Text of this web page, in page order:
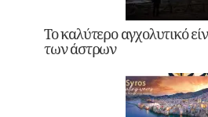
Το καλύτερο αγχολυτικό
των άστρων